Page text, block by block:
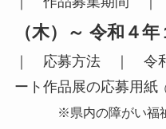
（木）～ 令和４
｜ 応募方法 ｜ 令和
ート作品展の応募用紙
※県内の障がい福